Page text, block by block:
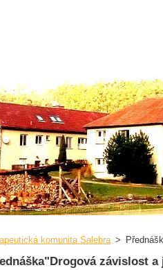
komunita Salebra >
závislost